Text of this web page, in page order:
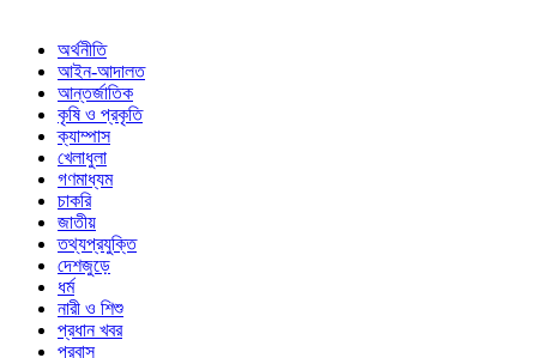
অর্থনীতি
আইন-আদালত
আন্তর্জাতিক
কৃষি ও প্রকৃতি
ক্যাম্পাস
খেলাধুলা
গণমাধ্যম
চাকরি
জাতীয়
তথ্যপ্রযুক্তি
দেশজুড়ে
ধর্ম
নারী ও শিশু
প্রধান খবর
প্রবাস